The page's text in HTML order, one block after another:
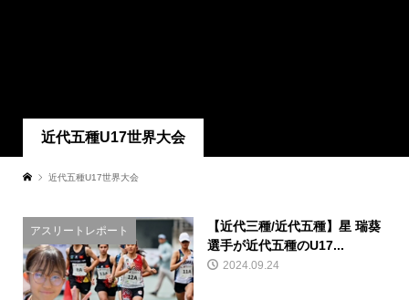
近代五種U17世界大会
近代五種U17世界大会
アスリートレポート
【近代三種/近代五種】星 瑞葵
選手が近代五種のU17...
2024.09.24